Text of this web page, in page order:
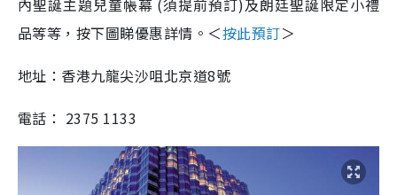
內聖誕主題兒童帳幕 (須提前預訂)及朗廷聖誕限定小禮
品等等，按下圖睇優惠詳情。＜按此預訂＞
地址： 香港九龍尖沙咀北京道8號
電話： 2375 1133